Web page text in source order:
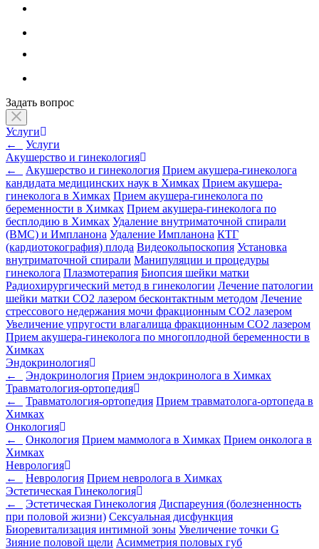
Задать вопрос
Услуги
←
Услуги
Акушерство и гинекология
←
Акушерство и гинекология Прием акушера-гинеколога
кандидата медицинских наук в Химках Прием акушера-
гинеколога в Химках Прием акушера-гинеколога по
беременности в Химках Прием акушера-гинеколога по
бесплодию в Химках Удаление внутриматочной спирали
(ВМС) и Импланона Удаление Импланона КТГ
(кардиотокография) плода Видеокольпоскопия Установка
внутриматочной спирали Манипуляции и процедуры
гинеколога Плазмотерапия Биопсия шейки матки
Радиохирургический метод в гинекологии Лечение патологии
шейки матки CO2 лазером бесконтактным методом Лечение
стрессового недержания мочи фракционным CO2 лазером
Увеличение упругости влагалища фракционным CO2 лазером
Прием акушера-гинеколога по многоплодной беременности в
Химках
Эндокринология
←
Эндокринология Прием эндокринолога в Химках
Травматология-ортопедия
←
Травматология-ортопедия Прием травматолога-ортопеда в
Химках
Онкология
←
Онкология Прием маммолога в Химках Прием онколога в
Химках
Неврология
←
Неврология Прием невролога в Химках
Эстетическая Гинекология
←
Эстетическая Гинекология Диспареуния (болезненность
при половой жизни) Сексуальная дисфункция
Биоревитализация интимной зоны Увеличение точки G
Зияние половой щели Асимметрия половых губ